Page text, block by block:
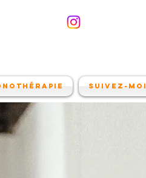
Suivez-moi